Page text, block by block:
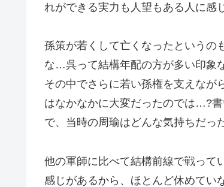
れができる実力も人望もある人に感
孫策が若くして亡くなったというの
な…呉って結構年配の方が多い印象
その中でさらに若い孫権を支えなが
はなかなかに大変だったのでは…?
で、当時の周瑜はどんな気持ちだっ
他の軍師に比べて結構前線で戦って
感じがあるから、ほとんど休めてい